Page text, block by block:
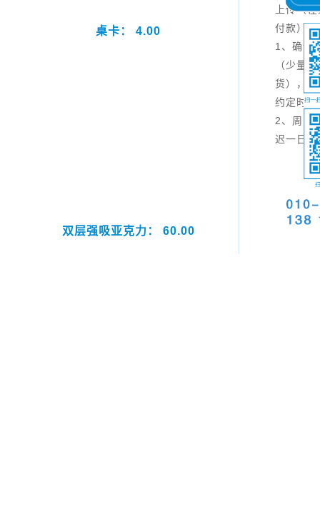
桌卡： 4.00
双层强吸亚克力： 60.00
上传（
付款）
1、确认
（少量
货），
约定时
2、周日
迟一日。